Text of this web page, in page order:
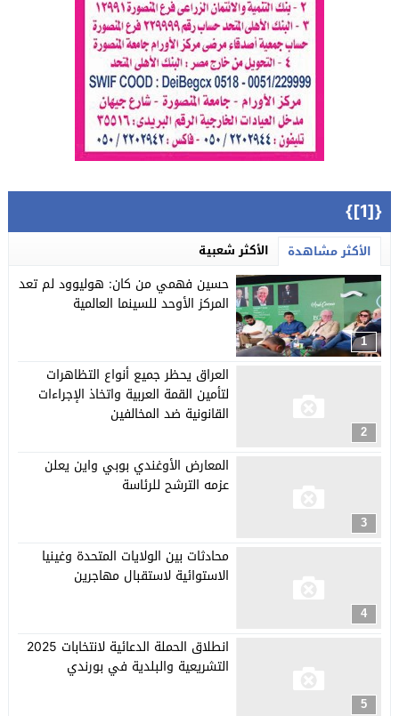
{[1]}
الأكثر مشاهدة الأكثر شعبية
1
حسين فهمي من كان: هوليوود لم تعد
المركز الأوحد للسينما العالمية
2
العراق يحظر جميع أنواع التظاهرات
لتأمين القمة العربية واتخاذ الإجراءات
القانونية ضد المخالفين
3
المعارض الأوغندي بوبي واين يعلن
عزمه الترشح للرئاسة
4
محادثات بين الولايات المتحدة وغينيا
الاستوائية لاستقبال مهاجرين
5
انطلاق الحملة الدعائية لانتخابات 2025
التشريعية والبلدية في بورندي